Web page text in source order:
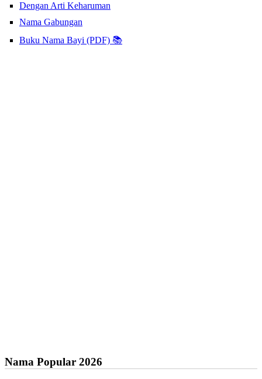
Dengan Arti Keharuman
Nama Gabungan
Buku Nama Bayi (PDF) 📚
Nama Popular 2026